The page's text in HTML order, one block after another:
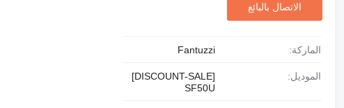
الاتصال بالبائع
الماركة: Fantuzzi
الموديل:
[DISCOUNT-SALE]
SF50U